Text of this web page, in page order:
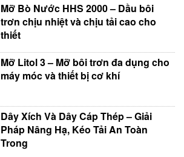
Mỡ Bò Nước HHS 2000 – Dầu bôi
trơn chịu nhiệt và chịu tải cao cho
thiết
Mỡ Litol 3 – Mỡ bôi trơn đa dụng cho
máy móc và thiết bị cơ khí
Dây Xích Và Dây Cáp Thép – Giải
Pháp Nâng Hạ, Kéo Tải An Toàn
Trong